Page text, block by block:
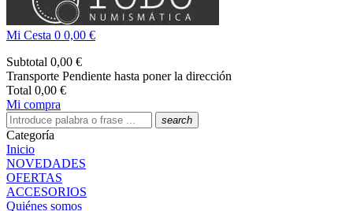
Mi Cesta 0 0,00 €
Subtotal 0,00 €
Transporte Pendiente hasta poner la dirección
Total 0,00 €
Mi compra
search
Categoría
Inicio
NOVEDADES
OFERTAS
ACCESORIOS
Quiénes somos